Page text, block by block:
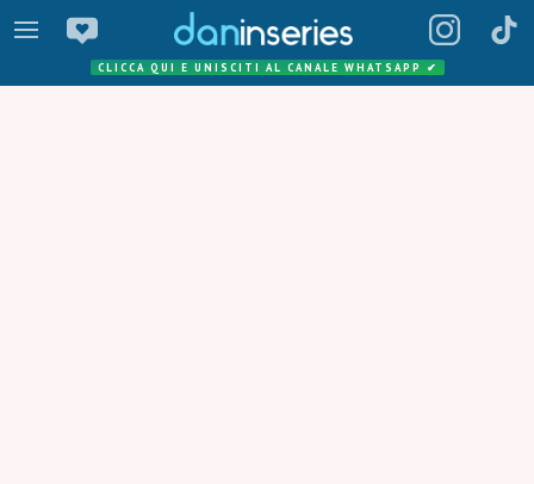
CLICCA QUI E UNISCITI AL CANALE WHATSAPP ✔